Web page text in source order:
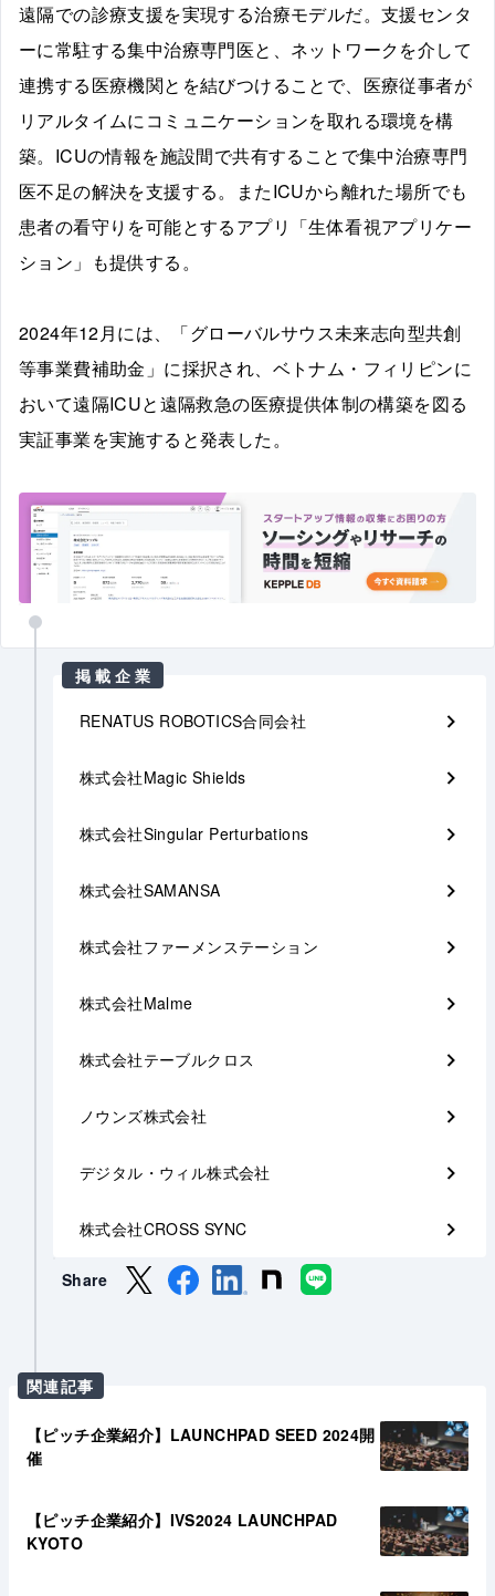
遠隔での診療支援を実現する治療モデルだ。支援センタ
ーに常駐する集中治療専門医と、ネットワークを介して
連携する医療機関とを結びつけることで、医療従事者が
リアルタイムにコミュニケーションを取れる環境を構
築。ICUの情報を施設間で共有することで集中治療専門
医不足の解決を支援する。またICUから離れた場所でも
患者の看守りを可能とするアプリ「生体看視アプリケー
ション」も提供する。
2024年12月には、「グローバルサウス未来志向型共創
等事業費補助金」に採択され、ベトナム・フィリピンに
おいて遠隔ICUと遠隔救急の医療提供体制の構築を図る
実証事業を実施すると発表した。
掲載企業
RENATUS ROBOTICS合同会社
株式会社Magic Shields
株式会社Singular Perturbations
株式会社SAMANSA
株式会社ファーメンステーション
株式会社Malme
株式会社テーブルクロス
ノウンズ株式会社
デジタル・ウィル株式会社
株式会社CROSS SYNC
Share
関連記事
【ピッチ企業紹介】LAUNCHPAD SEED 2024開
催
【ピッチ企業紹介】IVS2024 LAUNCHPAD
KYOTO